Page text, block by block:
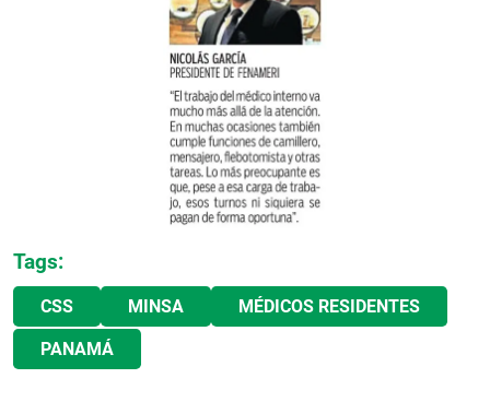
Tags:
CSS MINSA MÉDICOS RESIDENTES
PANAMÁ